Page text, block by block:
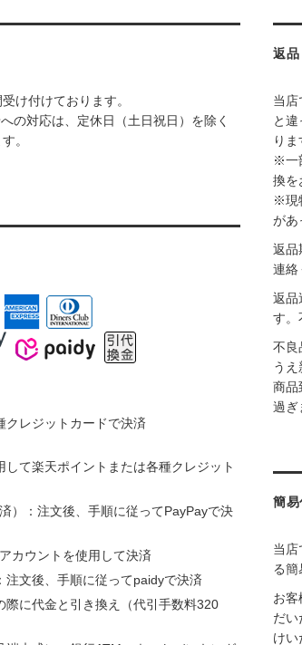
け付けております。
の対応は、定休日（土日祝日）を除く
。
クレジットカードで決済
て楽天ポイントまたは各種クレジット
）：注文後、手順に従ってPayPayで決
カウントを使用して決済
注文後、手順に従ってpaidyで決済
際に代金と引き換え（代引手数料320
返
当店
と
り
※一
換を
※現
があ
返品
連絡
返品
す。
不良
う
商品
過ぎ
簡
当店
る簡
お客
だい
けい